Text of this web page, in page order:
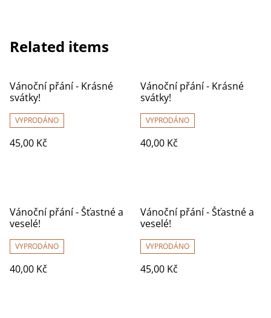
Related items
Vánoční přání - Krásné
svátky!
VYPRODÁNO
45,00 Kč
Vánoční přání - Krásné
svátky!
VYPRODÁNO
40,00 Kč
Vánoční přání - Šťastné a
veselé!
VYPRODÁNO
40,00 Kč
Vánoční přání - Šťastné a
veselé!
VYPRODÁNO
45,00 Kč